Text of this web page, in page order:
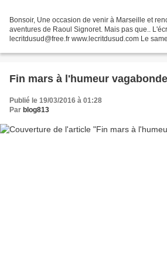
Bonsoir, Une occasion de venir à Marseille et
aventures de Raoul Signoret. Mais pas que..
lecritdusud@free.fr www.lecritdusud.com Le
Fin mars à l'humeur vagabonde
Publié le 19/03/2016 à 01:28
Par blog813